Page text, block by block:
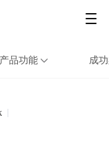
产品功能 成